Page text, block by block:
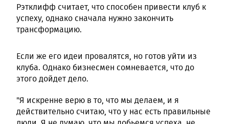
Рэтклифф считает, что способен привести клуб к
успеху, однако сначала нужно закончить
трансформацию.
Если же его идеи провалятся, но готов уйти из
клуба. Однако бизнесмен сомневается, что до
этого дойдет дело.
"Я искренне верю в то, что мы делаем, и я
действительно считаю, что у нас есть правильные